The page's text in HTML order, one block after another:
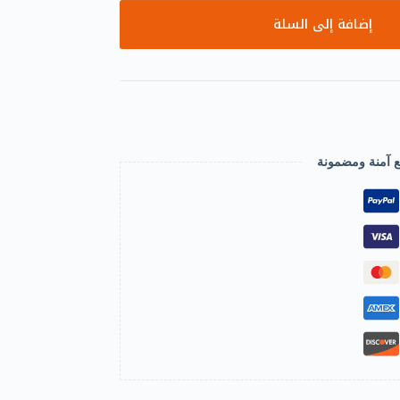
إضافة إلى السلة
آمنة ومضمونة